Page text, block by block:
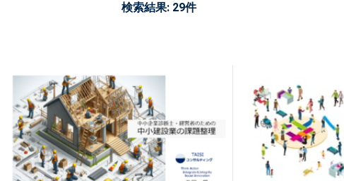
検索結果: 29件